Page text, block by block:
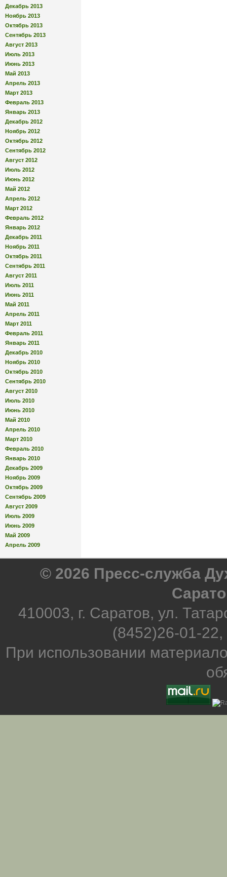
Декабрь 2013
Ноябрь 2013
Октябрь 2013
Сентябрь 2013
Август 2013
Июль 2013
Июнь 2013
Май 2013
Апрель 2013
Март 2013
Февраль 2013
Январь 2013
Декабрь 2012
Ноябрь 2012
Октябрь 2012
Сентябрь 2012
Август 2012
Июль 2012
Июнь 2012
Май 2012
Апрель 2012
Март 2012
Февраль 2012
Январь 2012
Декабрь 2011
Ноябрь 2011
Октябрь 2011
Сентябрь 2011
Август 2011
Июль 2011
Июнь 2011
Май 2011
Апрель 2011
Март 2011
Февраль 2011
Январь 2011
Декабрь 2010
Ноябрь 2010
Октябрь 2010
Сентябрь 2010
Август 2010
Июль 2010
Июнь 2010
Май 2010
Апрель 2010
Март 2010
Февраль 2010
Январь 2010
Декабрь 2009
Ноябрь 2009
Октябрь 2009
Сентябрь 2009
Август 2009
Июль 2009
Июнь 2009
Май 2009
Апрель 2009
© 2026 Пресс-служба
410003, г. Саратов, ул.
(8452)26-01-
При использовании